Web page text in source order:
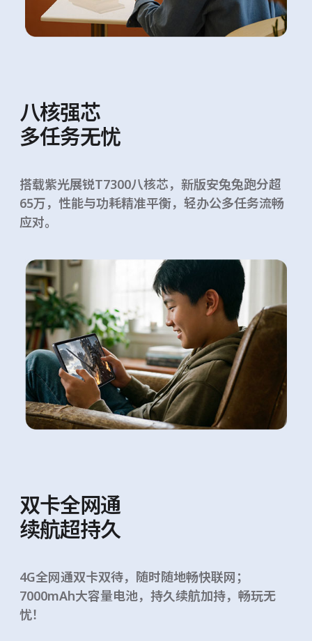
八核强芯
多任务无忧
搭载紫光展锐T7300八核芯，新版安兔兔跑分超
65万，性能与功耗精准平衡，轻办公多任务流畅
应对。
双卡全网通
续航超持久
4G全网通双卡双待，随时随地畅快联网；
7000mAh大容量电池，持久续航加持，畅玩无
忧！